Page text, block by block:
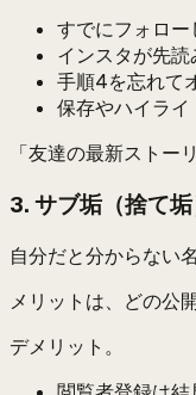
すでにフォロー
インスタが先読
手順4を忘れて
保存やハイライ
「友達の最新ストー
3. サブ垢（捨て垢
自分だと分からない
メリットは、どの公
デメリット。